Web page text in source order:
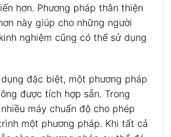
hơn. Phương pháp thân thiện
này giúp cho những người
nghiệm cũng có thể sử dụng
đặc biệt, một phương pháp
được tích hợp sẵn. Trong
máy chuẩn độ cho phép
một phương pháp. Khi tất cả